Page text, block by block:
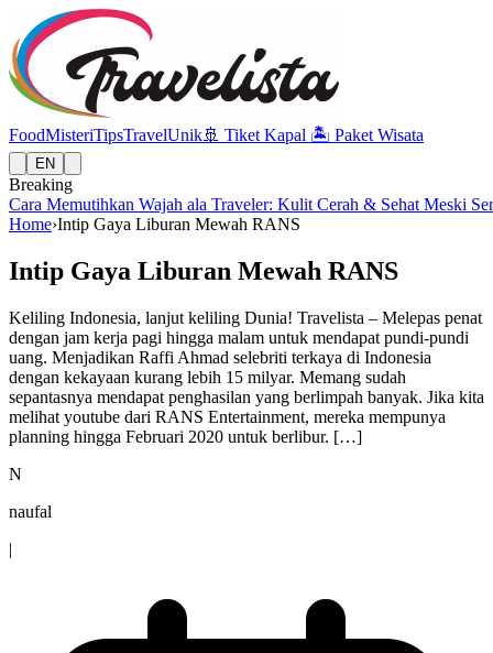
FoodMisteriTipsTravelUnik🚢 Tiket Kapal 🏝️ Paket Wisata
EN
Breaking
Cara Memutihkan Wajah ala Traveler: Kulit Cerah & Sehat Meski
Home›Intip Gaya Liburan Mewah RANS
Intip Gaya Liburan Mewah RANS
Keliling Indonesia, lanjut keliling Dunia! Travelista – Melepas penat
dengan jam kerja pagi hingga malam untuk mendapat pundi-pundi
uang. Menjadikan Raffi Ahmad selebriti terkaya di Indonesia
dengan kekayaan kurang lebih 15 milyar. Memang sudah
sepantasnya mendapat penghasilan yang berlimpah banyak. Jika kita
melihat youtube dari RANS Entertainment, mereka mempunya
planning hingga Februari 2020 untuk berlibur. […]
N
naufal
|